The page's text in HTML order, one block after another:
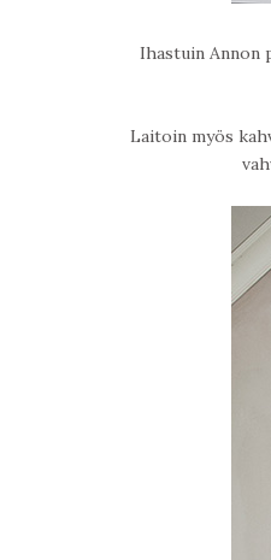
Ihastuin Annon
Laitoin myös